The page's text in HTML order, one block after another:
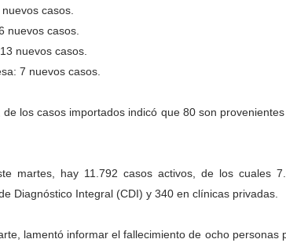
casos.
nuevos casos.
nuevos casos.
7 nuevos casos.
de los casos importados indicó que 80 son
martes, hay 11.792 casos activos, de los cuales
Diagnóstico Integral (CDI) y 340 en clínicas privadas.
lamentó informar el fallecimiento de ocho personas